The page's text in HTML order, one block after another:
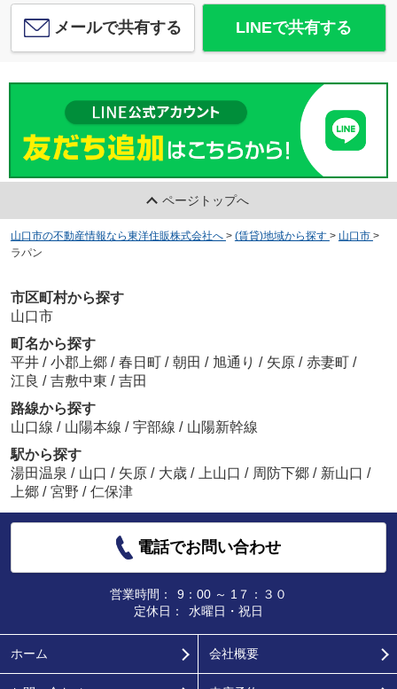
メールで共有する LINEで共有する
ページトップへ
山口市の不動産情報なら東洋住販株式会社へ > (賃貸)地域から探す > 山口市 >
ラパン
市区町村から探す
山口市
町名から探す
平井 / 小郡上郷 / 春日町 / 朝田 / 旭通り / 矢原 / 赤妻町 /
江良 / 吉敷中東 / 吉田
路線から探す
山口線 / 山陽本線 / 宇部線 / 山陽新幹線
駅から探す
湯田温泉 / 山口 / 矢原 / 大歳 / 上山口 / 周防下郷 / 新山口 /
上郷 / 宮野 / 仁保津
電話でお問い合わせ
営業時間：
9：00 ～ 1７：３０
定休日：
水曜日・祝日
ホーム 会社概要